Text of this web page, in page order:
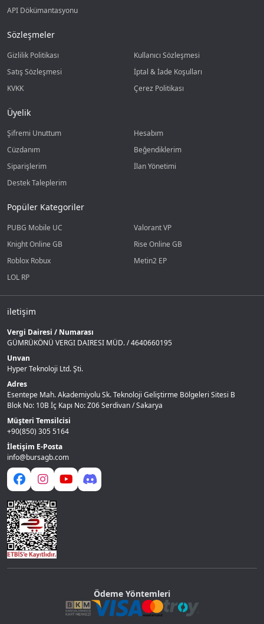
API Dökümantasyonu
Sözleşmeler
Gizlilik Politikası
Kullanıcı Sözleşmesi
Satış Sözleşmesi
İptal & İade Koşulları
KVKK
Çerez Politikası
Üyelik
Şifremi Unuttum
Hesabım
Cüzdanım
Beğendiklerim
Siparişlerim
İlan Yönetimi
Destek Taleplerim
Popüler Kategoriler
PUBG Mobile UC
Valorant VP
Knight Online GB
Rise Online GB
Roblox Robux
Metin2 EP
LOL RP
iletişim
Vergi Dairesi / Numarası
GÜMRÜKÖNÜ VERGI DAIRESI MÜD. / 4640660195
Unvan
Hyper Teknoloji Ltd. Şti.
Adres
Esentepe Mah. Akademiyolu Sk. Teknoloji Geliştirme Bölgeleri Sitesi B
Blok No: 10B İç Kapı No: Z06 Serdivan / Sakarya
Müşteri Temsilcisi
+90(850) 305 5164
İletişim E-Posta
info@bursagb.com
Ödeme Yöntemleri